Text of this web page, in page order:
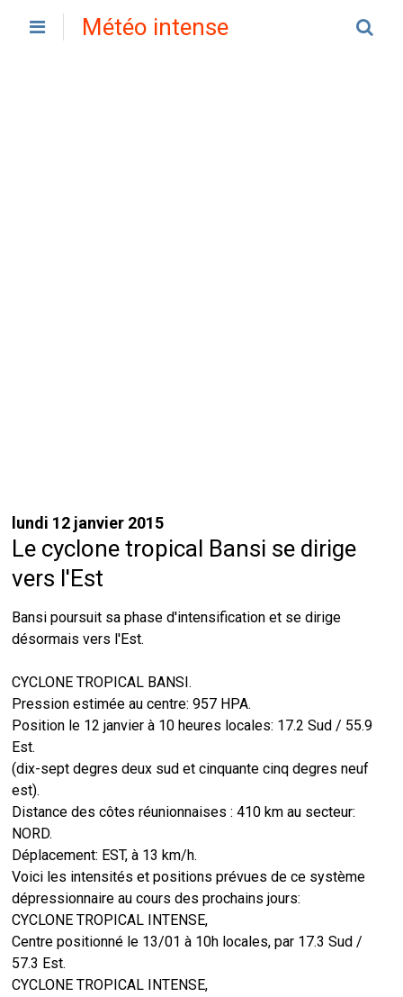
Météo intense
lundi 12 janvier 2015
Le cyclone tropical Bansi se dirige
vers l'Est
Bansi poursuit sa phase d'intensification et se dirige
désormais vers l'Est.
CYCLONE TROPICAL BANSI.
Pression estimée au centre: 957 HPA.
Position le 12 janvier à 10 heures locales: 17.2 Sud / 55.9
Est.
(dix-sept degres deux sud et cinquante cinq degres neuf
est).
Distance des côtes réunionnaises : 410 km au secteur:
NORD.
Déplacement: EST, à 13 km/h.
Voici les intensités et positions prévues de ce système
dépressionnaire au cours des prochains jours:
CYCLONE TROPICAL INTENSE,
Centre positionné le 13/01 à 10h locales, par 17.3 Sud /
57.3 Est.
CYCLONE TROPICAL INTENSE,